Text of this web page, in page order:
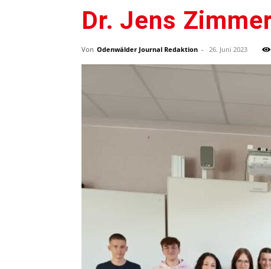
Dr. Jens
Von Odenwälder Journal Redaktion - 26. Juni 2023